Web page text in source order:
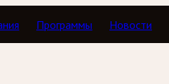
Программы Новости